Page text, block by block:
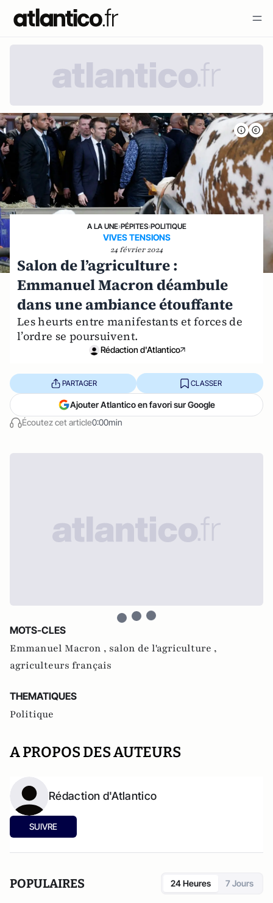
A LA UNE›PÉPITES›POLITIQUE
VIVES TENSIONS
24 février 2024
Salon de l’agriculture :
Emmanuel Macron déambule
dans une ambiance étouffante
Les heurts entre manifestants et forces de
l’ordre se poursuivent.
Rédaction d'Atlantico
Écoutez cet article0:00min
PARTAGER CLASSER
Ajouter Atlantico en favori sur Google
MOTS-CLES
Emmanuel Macron , salon de l'agriculture ,
agriculteurs français
THEMATIQUES
Politique
A PROPOS DES AUTEURS
Rédaction d'Atlantico
SUIVRE
POPULAIRES 24 Heures 7 Jours